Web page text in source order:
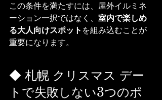
この条件を満たすには、屋外イルミネ
ーション一択ではなく、 室内で楽しめ
る大人向けスポット を組み込むことが
重要になります。
◆ 札幌 クリスマス デー
トで失敗しない3つのポ